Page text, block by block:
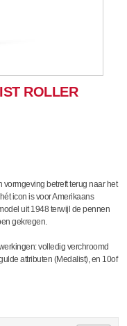
ROLLER
vormgeving betreft terug naar het
icon is voor Amerikaans
uit 1948 terwijl de pennen
gekregen.
volledig verchroomd
attributen (Medalist), en 10of